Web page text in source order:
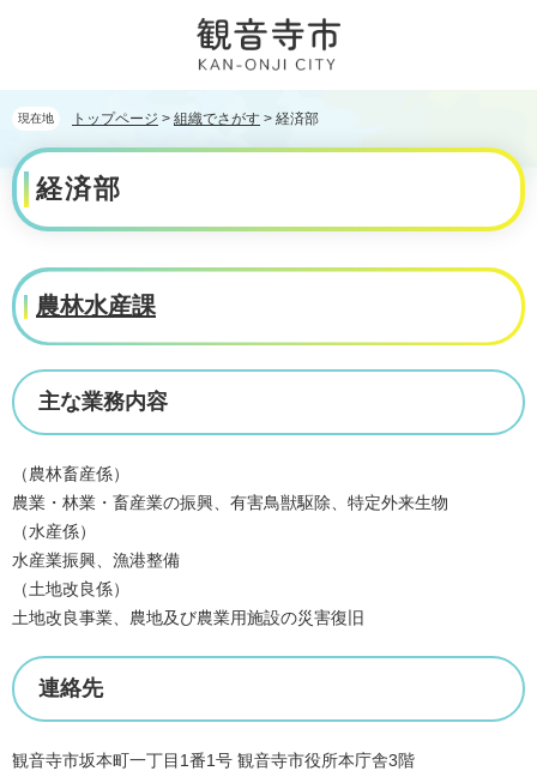
で
す。
ば
て
へ
現在地 トップページ > 組織でさがす > 経済部
本
文 経済部
農林水産課
主な業務内容
（農林畜産係）
農業・林業・畜産業の振興、有害鳥獣駆除、特定外来生物
（水産係）
水産業振興、漁港整備
（土地改良係）
土地改良事業、農地及び農業用施設の災害復旧
連絡先
観音寺市坂本町一丁目1番1号 観音寺市役所本庁舎3階